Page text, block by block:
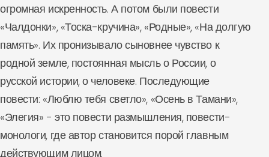
огромная искренность. А потом были повести
«Чалдонки», «Тоска-кручина», «Родные», «На долгую
память». Их пронизывало сыновнее чувство к
родной земле, постоянная мысль о России, о
русской истории, о человеке. Последующие
повести: «Люблю тебя светло», «Осень в Тамани»,
«Элегия» - это повести размышления, повести-
монологи, где автор становится порой главным
действующим лицом.